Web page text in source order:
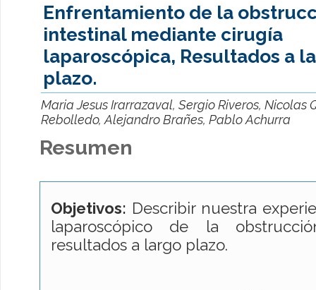
Enfrentamiento de la
intestinal mediante cirugía
laparoscópica, Resultados a
plazo.
Maria Jesus Irarrazaval, Sergio Riveros, Nicolas
Rebolledo, Alejandro Brañes, Pablo Achurra
Resumen
Objetivos: Describir nuestra
laparoscópico de la
resultados a largo plazo.